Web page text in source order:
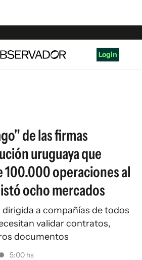
Login
de las firmas
uruguaya que
100.000 operaciones al
ocho mercados
a compañías de todos
validar contratos,
documentos
5:00 hs